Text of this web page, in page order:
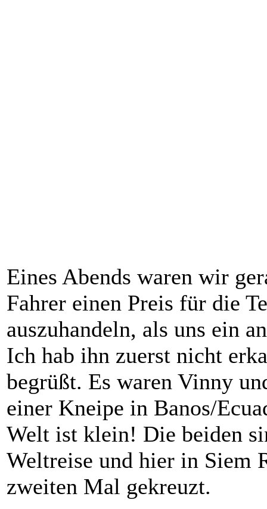
Eines Abends waren wir
Fahrer einen Preis für die
auszuhandeln, als uns ein
Ich hab ihn zuerst nicht
begrüßt. Es waren Vinny
einer Kneipe in Banos/
Welt ist klein! Die beiden
Weltreise und hier in Siem
zweiten Mal gekreuzt.